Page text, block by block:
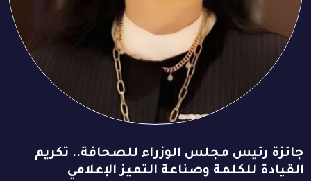
جائزة رئيس مجلس الوزراء للصحافة.. تكريم
القيادة للكلمة وصناعة التميز الإعلامي